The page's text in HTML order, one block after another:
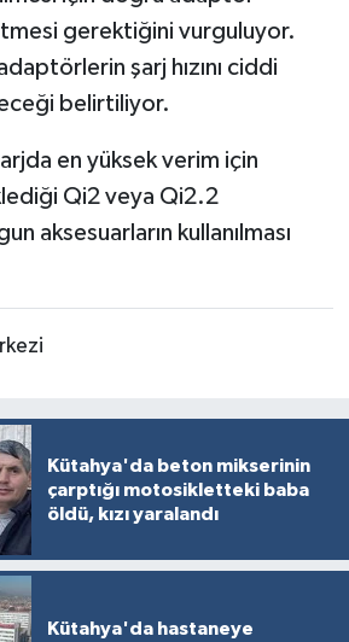
gerektiğini vurguluyor.
şarj hızını ciddi
belirtiliyor.
en yüksek verim için
Qi2 veya Qi2.2
aksesuarların kullanılması
Kütahya'da beton mikserinin
çarptığı motosikletteki baba
öldü, kızı yaralandı
Kütahya'da hastaneye